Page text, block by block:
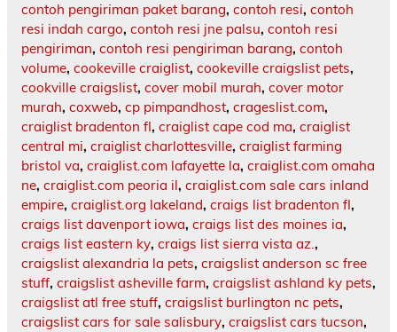
contoh pengiriman paket barang, contoh resi, contoh
resi indah cargo, contoh resi jne palsu, contoh resi
pengiriman, contoh resi pengiriman barang, contoh
volume, cookeville craiglist, cookeville craigslist pets,
cookville craigslist, cover mobil murah, cover motor
murah, coxweb, cp pimpandhost, crageslist.com,
craiglist bradenton fl, craiglist cape cod ma, craiglist
central mi, craiglist charlottesville, craiglist farming
bristol va, craiglist.com lafayette la, craiglist.com omaha
ne, craiglist.com peoria il, craiglist.com sale cars inland
empire, craiglist.org lakeland, craigs list bradenton fl,
craigs list davenport iowa, craigs list des moines ia,
craigs list eastern ky, craigs list sierra vista az.,
craigslist alexandria la pets, craigslist anderson sc free
stuff, craigslist asheville farm, craigslist ashland ky pets,
craigslist atl free stuff, craigslist burlington nc pets,
craigslist cars for sale salisbury, craigslist cars tucson,